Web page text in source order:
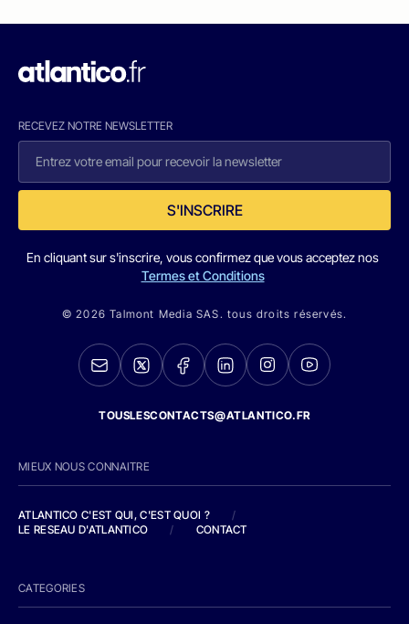
RECEVEZ NOTRE NEWSLETTER
S'INSCRIRE
En cliquant sur s'inscrire, vous confirmez que vous acceptez nos
Termes et Conditions
© 2026 Talmont Media SAS. tous droits réservés.
TOUSLESCONTACTS@ATLANTICO.FR
MIEUX NOUS CONNAITRE
ATLANTICO C'EST QUI, C'EST QUOI ?
/
LE RESEAU D'ATLANTICO
/ CONTACT
CATEGORIES